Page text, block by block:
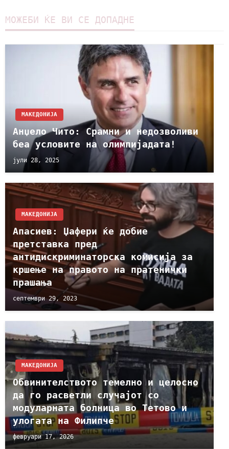
МОЖЕБИ ЌЕ ВИ СЕ ДОПАДНЕ
МАКЕДОНИЈА
Анџело Чито: Срамни и недозволиви
беа условите на олимпијадата!
јули 28, 2025
МАКЕДОНИЈА
Апасиев: Џафери ќе добие
претставка пред
антидискриминаторска комисија за
кршење на правото на пратенички
прашања
септември 29, 2023
МАКЕДОНИЈА
Обвинителството темелно и целосно
да го расветли случајот со
модуларната болница во Тетово и
улогата на Филипче
февруари 17, 2026